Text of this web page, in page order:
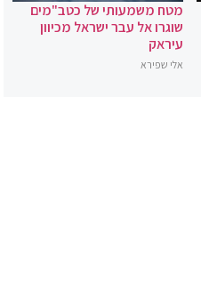
מטח משמעותי של כטב"מים
שוגרו אל עבר ישראל מכיוון
עיראק
אלי שפירא